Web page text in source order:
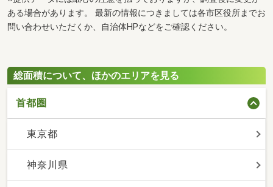
ある場合があります。 最新の情報につきましては各市区役所までお
問い合わせいただくか、自治体HPなどをご確認ください。
総面積について、ほかのエリアを見る
首都圏
東京都
神奈川県